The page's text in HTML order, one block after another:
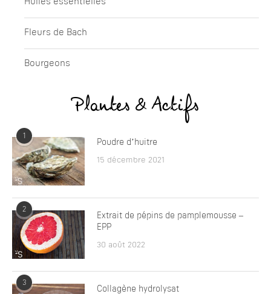
Huiles essentielles
Fleurs de Bach
Bourgeons
Plantes & Actifs
1
Poudre d’huitre
15 décembre 2021
2
Extrait de pépins de pamplemousse –
EPP
30 août 2022
3
Collagène hydrolysat